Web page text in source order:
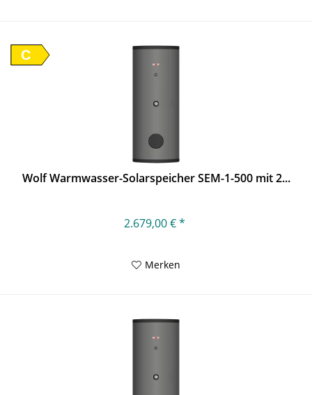
C
Wolf Warmwasser-Solarspeicher SEM-1-500 mit 2...
2.679,00 € *
Merken